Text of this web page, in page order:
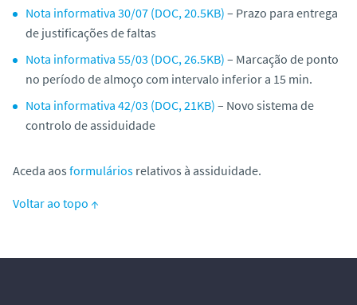
Nota informativa 30/07 (DOC, 20.5KB) – Prazo para entrega
de justificações de faltas
Nota informativa 55/03 (DOC, 26.5KB) – Marcação de ponto
no período de almoço com intervalo inferior a 15 min.
Nota informativa 42/03 (DOC, 21KB) – Novo sistema de
controlo de assiduidade
Aceda aos formulários relativos à assiduidade.
Voltar ao topo ↑